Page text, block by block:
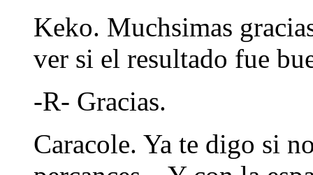
Keko. Muchsimas
ver si el resultado fue
-R- Gracias.
Caracole. Ya te digo si